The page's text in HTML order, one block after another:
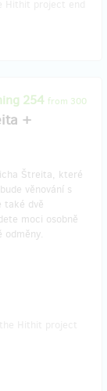
254 from 300
+
Štreita, které
věnování s
také dvě
moci osobně